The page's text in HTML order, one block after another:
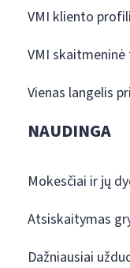
VMI kliento
VMI
Vienas langelis
NAUDINGA
Mokesčiai ir jų
Atsiskaitymas
Dažniausiai